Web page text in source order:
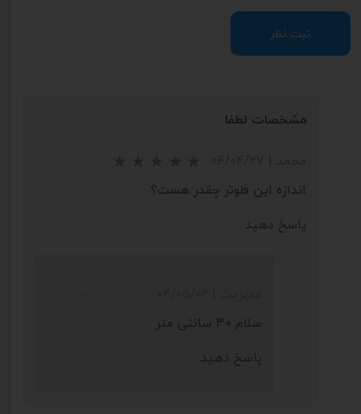
ثبت نظر
مشخصات لطفا
اندازه این فلوتر چقدر هست؟
پاسخ دهید
سلام 30 سانتی متر
پاسخ دهید